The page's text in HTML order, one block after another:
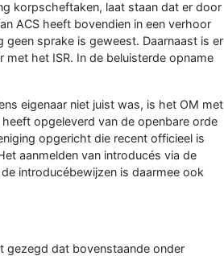
korpscheftaken, laat staan dat er door
ACS heeft bovendien in een verhoor
sprake is geweest. Daarnaast is er
het ISR. In de beluisterde opname
eigenaar niet juist was, is het OM met
opgeleverd van de openbare orde
opgericht die recent officieel is
aanmelden van introducés via de
introducébewijzen is daarmee ook
gezegd dat bovenstaande onder